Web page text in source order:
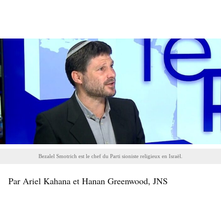
Bezalel Smotrich est le chef du Parti sioniste religieux en Israël.
Par Ariel Kahana et Hanan Greenwood, JNS